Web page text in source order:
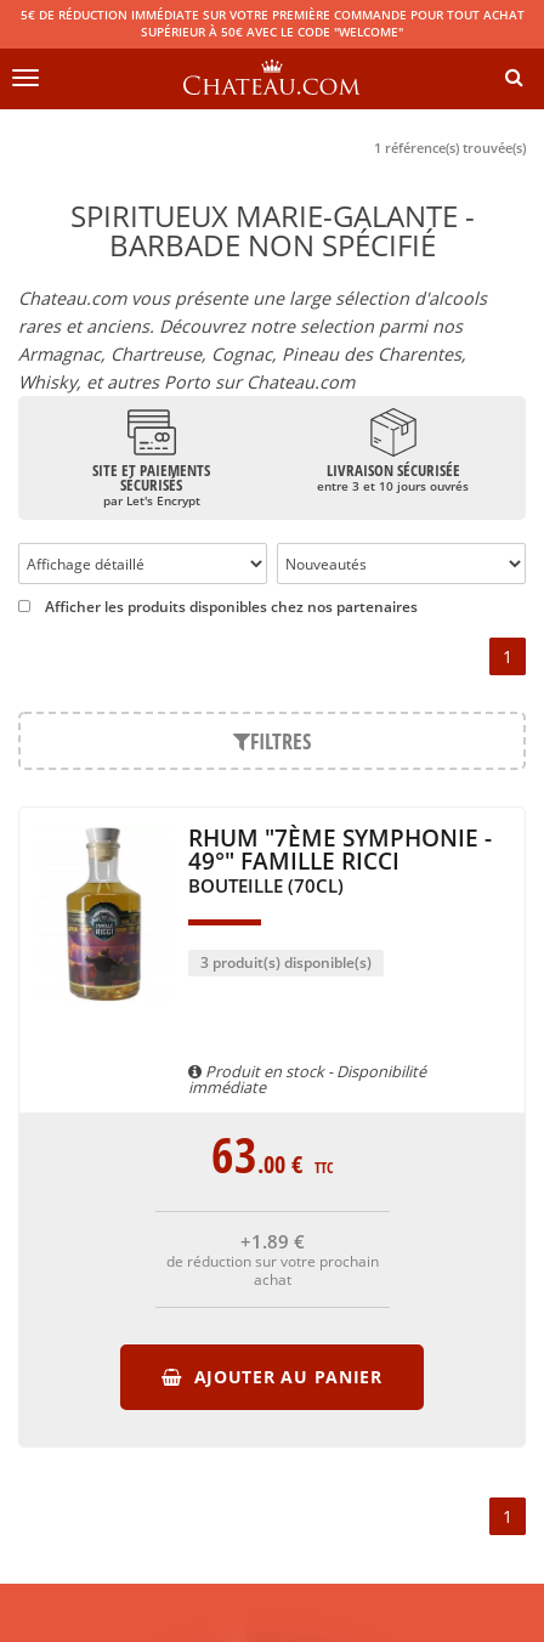
5€ DE RÉDUCTION IMMÉDIATE SUR VOTRE PREMIÈRE COMMANDE POUR TOUT ACHAT
SUPÉRIEUR À 50€ AVEC LE CODE "WELCOME"
Toggle
1 référence(s) trouvée(s)
SPIRITUEUX MARIE-GALANTE -
BARBADE NON SPÉCIFIÉ
Chateau.com vous présente une large sélection d'alcools
rares et anciens. Découvrez notre selection parmi nos
Armagnac, Chartreuse, Cognac, Pineau des Charentes,
Whisky, et autres Porto sur Chateau.com
SITE ET PAIEMENTS
SÉCURISÉS
par Let's Encrypt
LIVRAISON SÉCURISÉE
entre 3 et 10 jours ouvrés
Afficher les produits disponibles chez nos partenaires
1
FILTRES
RHUM "7ÈME SYMPHONIE -
49°" FAMILLE RICCI
BOUTEILLE (70CL)
3 produit(s) disponible(s)
Produit en stock - Disponibilité
immédiate
63.00€ TTC
+1 .89 €
de réduction sur votre prochain
achat
AJOUTER AU PANIER
1